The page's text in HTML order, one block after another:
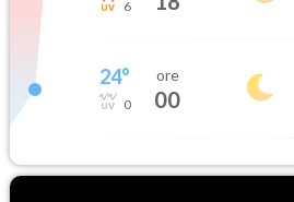
6
24°
0
ore
00